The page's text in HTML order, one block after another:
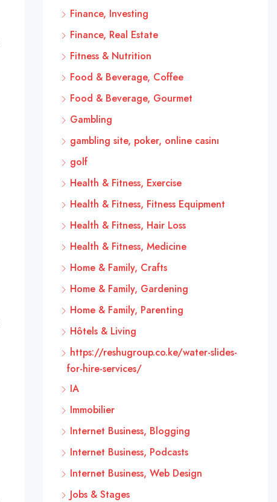
Finance, Investing
Finance, Real Estate
Fitness & Nutrition
Food & Beverage, Coffee
Food & Beverage, Gourmet
Gambling
gambling site, poker, online casinı
golf
Health & Fitness, Exercise
Health & Fitness, Fitness Equipment
Health & Fitness, Hair Loss
Health & Fitness, Medicine
Home & Family, Crafts
Home & Family, Gardening
Home & Family, Parenting
Hôtels & Living
https://reshugroup.co.ke/water-slides-
for-hire-services/
IA
Immobilier
Internet Business, Blogging
Internet Business, Podcasts
Internet Business, Web Design
Jobs & Stages